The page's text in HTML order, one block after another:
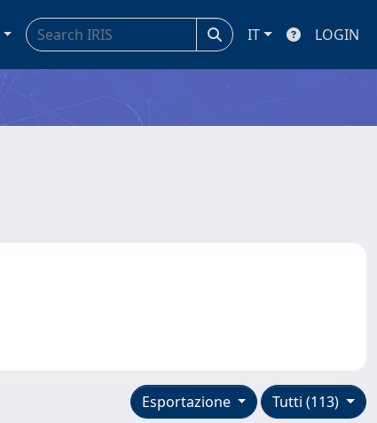
IT LOGIN
Tutti (113)
Esportazione